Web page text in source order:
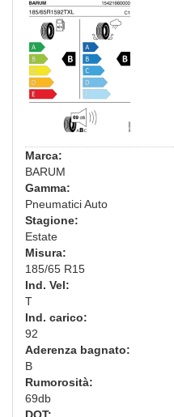
Marca:
BARUM
Gamma:
Pneumatici Auto
Stagione:
Estate
Misura:
185/65 R15
Ind. Vel:
T
Ind. carico:
92
Aderenza bagnato:
B
Rumorosità:
69db
DOT: